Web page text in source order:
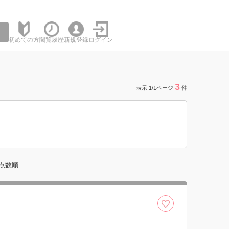
初めての方閲覧履歴新規登録 ログイン
表示 1/1ページ 3 件
数順